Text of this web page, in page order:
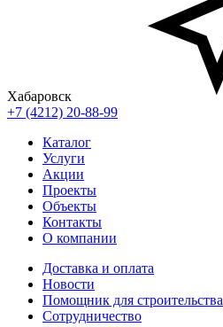
Хабаровск
+7 (4212) 20-88-99
Каталог
Услуги
Акции
Проекты
Объекты
Контакты
О компании
Доставка и оплата
Новости
Помощник для строительства
Сотрудничество